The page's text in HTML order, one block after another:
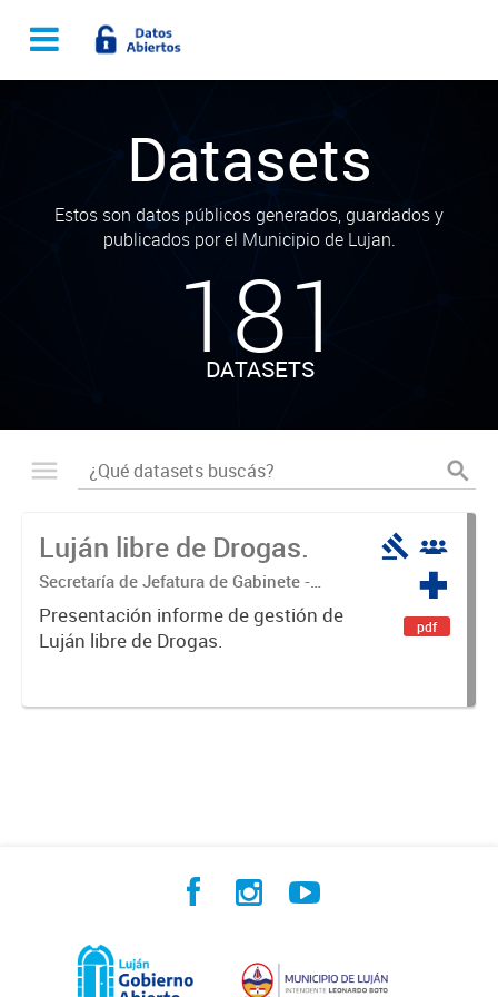
Datasets
Estos son datos públicos generados, guardados y
publicados por el Municipio de Lujan.
181
DATASETS
Luján libre de Drogas.
Secretaría de Jefatura de Gabinete -
Coordinación Luján Libre de Drogas
Presentación informe de gestión de
Luján libre de Drogas.
pdf